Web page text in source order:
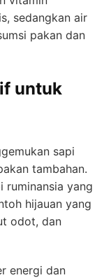
sedangkan air
pakan dan
untuk
sapi
tambahan.
ruminansia yang
hijauan yang
odot, dan
energi dan